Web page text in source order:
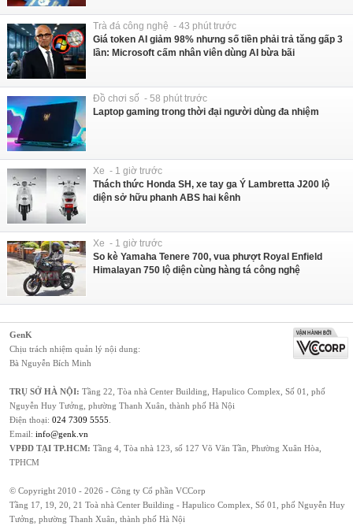
Trà đá công nghệ - 43 phút trước
Giá token AI giảm 98% nhưng số tiền phải trả tăng gấp 3
lần: Microsoft cấm nhân viên dùng AI bừa bãi
Đồ chơi số - 58 phút trước
Laptop gaming trong thời đại người dùng đa nhiệm
Xe - 1 giờ trước
Thách thức Honda SH, xe tay ga Ý Lambretta J200 lộ
diện sở hữu phanh ABS hai kênh
Xe - 1 giờ trước
So kè Yamaha Tenere 700, vua phượt Royal Enfield
Himalayan 750 lộ diện cùng hàng tá công nghệ
GenK
Chịu trách nhiệm quản lý nội dung:
Bà Nguyễn Bích Minh
TRỤ SỞ HÀ NỘI: Tầng 22, Tòa nhà Center Building, Hapulico Complex, Số 01, phố
Nguyễn Huy Tưởng, phường Thanh Xuân, thành phố Hà Nội
Điện thoại: 024 7309 5555
Email: info@genk.vn
VPĐD TẠI TP.HCM: Tầng 4, Tòa nhà 123, số 127 Võ Văn Tần, Phường Xuân Hòa,
TPHCM
© Copyright 2010 - 2026 - Công ty Cổ phần VCCorp
Tầng 17, 19, 20, 21 Toà nhà Center Building - Hapulico Complex, Số 01, phố Nguyễn Huy
Tưởng, phường Thanh Xuân, thành phố Hà Nội